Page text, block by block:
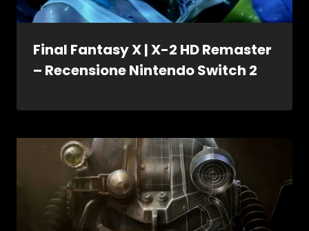
Final Fantasy X | X-2 HD Remaster
– Recensione Nintendo Switch 2